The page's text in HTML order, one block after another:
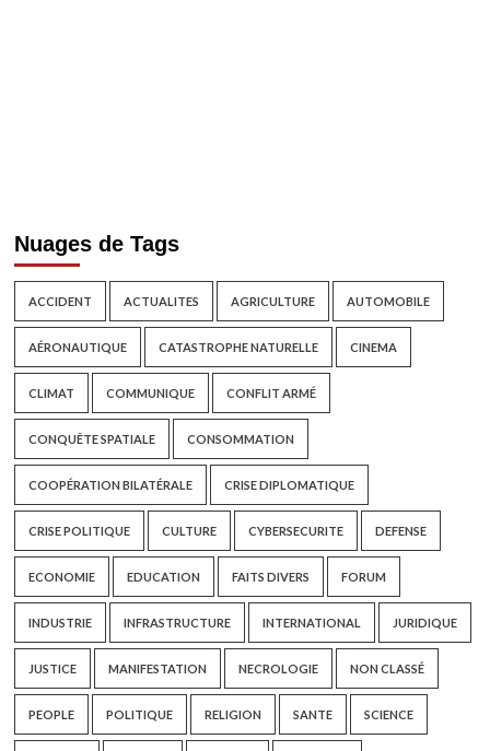
Nuages de Tags
ACCIDENT ACTUALITES AGRICULTURE AUTOMOBILE
AÉRONAUTIQUE CATASTROPHE NATURELLE CINEMA
CLIMAT COMMUNIQUE CONFLIT ARMÉ
CONQUÊTE SPATIALE CONSOMMATION
COOPÉRATION BILATÉRALE CRISE DIPLOMATIQUE
CRISE POLITIQUE CULTURE CYBERSECURITE DEFENSE
ECONOMIE EDUCATION FAITS DIVERS FORUM
INDUSTRIE INFRASTRUCTURE INTERNATIONAL JURIDIQUE
JUSTICE MANIFESTATION NECROLOGIE NON CLASSÉ
PEOPLE POLITIQUE RELIGION SANTE SCIENCE